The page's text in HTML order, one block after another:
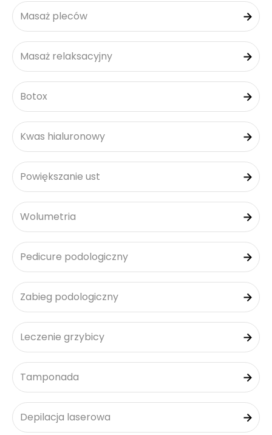
Masaż pleców
Masaż relaksacyjny
Botox
Kwas hialuronowy
Powiększanie ust
Wolumetria
Pedicure podologiczny
Zabieg podologiczny
Leczenie grzybicy
Tamponada
Depilacja laserowa